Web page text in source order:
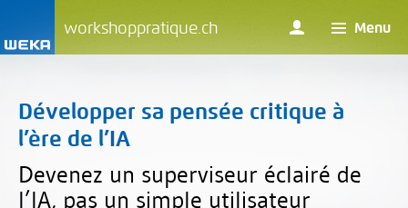
workshoppratique.ch Menu
Développer sa pensée critique à
l’ère de l’IA
Devenez un superviseur éclairé de
l’IA, pas un simple utilisateur